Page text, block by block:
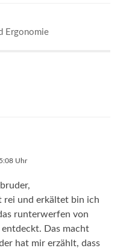
Ergonomie
Uhr
rei und erkältet bin ich
runterwerfen von
entdeckt. Das macht
hat mir erzählt, dass